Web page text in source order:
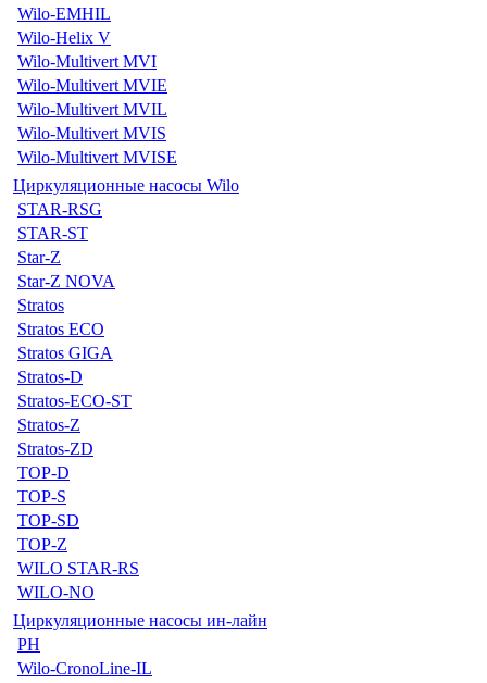
Wilo-EMHIL
Wilo-Helix V
Wilo-Multivert MVI
Wilo-Multivert MVIE
Wilo-Multivert MVIL
Wilo-Multivert MVIS
Wilo-Multivert MVISE
Циркуляционные насосы Wilo
STAR-RSG
STAR-ST
Star-Z
Star-Z NOVA
Stratos
Stratos ECO
Stratos GIGA
Stratos-D
Stratos-ECO-ST
Stratos-Z
Stratos-ZD
TOP-D
TOP-S
TOP-SD
TOP-Z
WILO STAR-RS
WILO-NO
Циркуляционные насосы ин-лайн
PH
Wilo-CronoLine-IL